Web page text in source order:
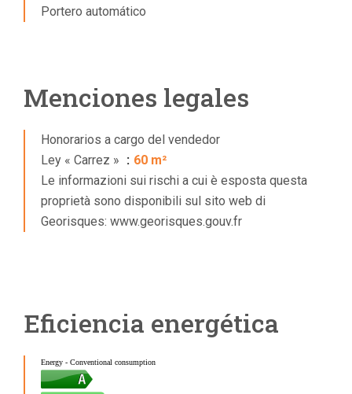
Portero automático
Menciones legales
Honorarios a cargo del vendedor
Ley « Carrez »
60 m²
Le informazioni sui rischi a cui è esposta questa
proprietà sono disponibili sul sito web di
Georisques: www.georisques.gouv.fr
Eficiencia energética